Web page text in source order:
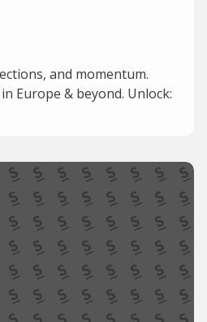
and momentum.
Europe & beyond. Unlock: